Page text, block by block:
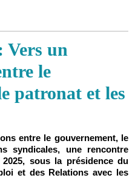
Vers un
le
patronat et les
entre le gouvernement, le
syndicales, une rencontre
sous la présidence du
et des Relations avec les